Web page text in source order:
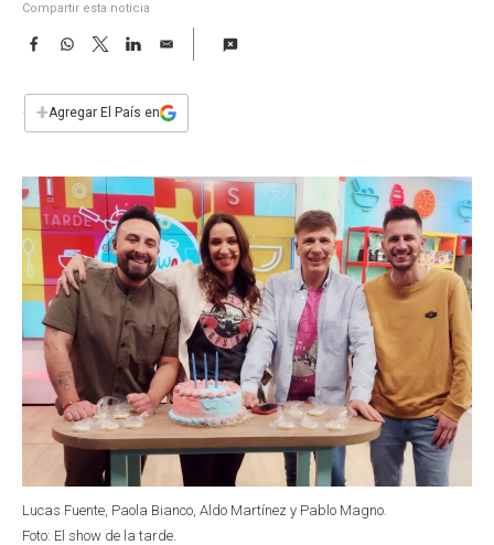
Compartir esta noticia
F
e
b
k
W
s
p
T
w
t
L
n
E
i
l
+Agregar El País en
Lucas Fuente, Paola Bianco, Aldo Martínez y Pablo Magno.
Foto: El show de la tarde.